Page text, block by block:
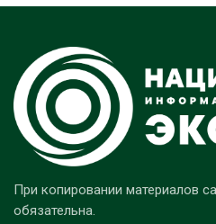
При копировании материалов
обязательна.